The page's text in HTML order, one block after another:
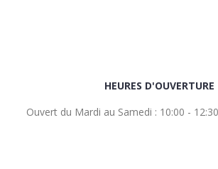
HEURES D'OUVERTURE
Ouvert du Mardi au Samedi : 10:00 -